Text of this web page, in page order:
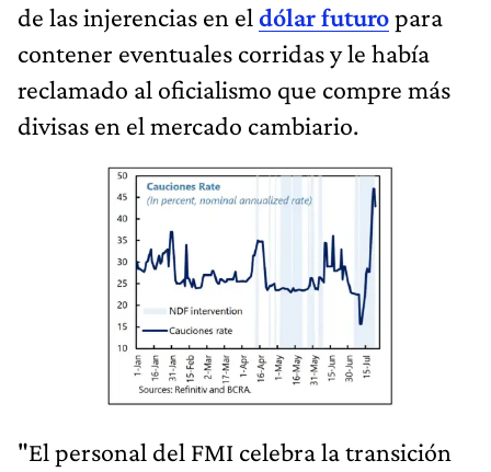
de las injerencias en el dólar futuropara
contener eventuales corridas y le había
reclamado al oficialismo que compre más
divisas en el mercado cambiario.
"El personal del FMI celebra la transición